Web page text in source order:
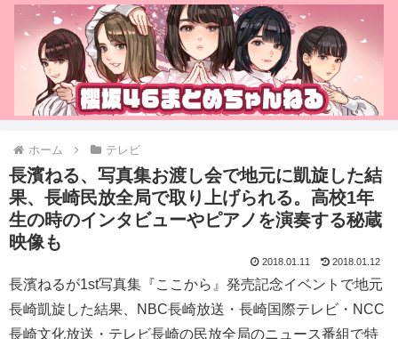
ホーム テレビ
長濱ねる、写真集お渡し会で地元に凱旋した結
果、長崎民放全局で取り上げられる。高校1年
生の時のインタビューやピアノを演奏する秘蔵
映像も
2018.01.11 2018.01.12
長濱ねるが1st写真集『ここから』発売記念イベントで地元
長崎凱旋した結果、NBC長崎放送・長崎国際テレビ・NCC
長崎文化放送・テレビ長崎の民放全局のニュース番組で特